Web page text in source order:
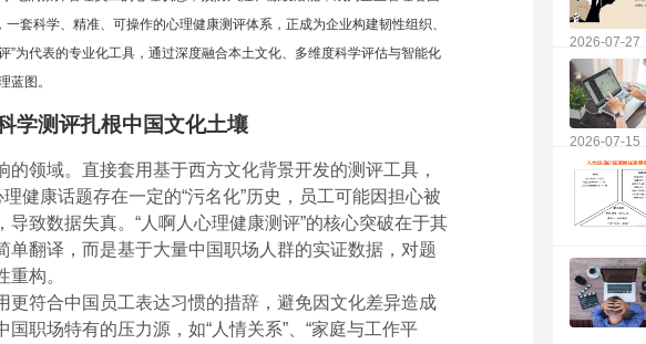
套科学、精准、可操作的心理健康测评体系，正成为企业构建韧性组织、
”为代表的专业化工具，通过深度融合本土文化、多维度科学评估与智能化
蓝图。
测评扎根中国文化土壤
领域。直接套用基于西方文化背景开发的测评工具，
健康话题存在一定的“污名化”历史，员工可能因担心被
致数据失真。“人啊人心理健康测评”的核心突破在于其
单翻译，而是基于大量中国职场人群的实证数据，对题
构。
更符合中国员工表达习惯的措辞，避免因文化差异造成
职场特有的压力源，如“人情关系”、“家庭与工作平
2026-07-27
2026-07-15